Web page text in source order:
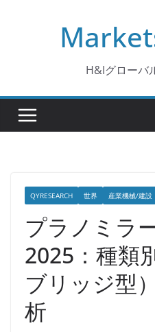
H&Iグローバ
QYRESEARCH 世界 産業機械/建設
プラノミラ
2025：種類
ブリッジ型
析